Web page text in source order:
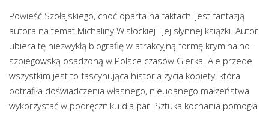
Powieść Szołajskiego, choć oparta na faktach, jest fantazją
autora na temat Michaliny Wisłockiej i jej słynnej książki. Autor
ubiera tę niezwykłą biografię w atrakcyjną formę kryminalno-
szpiegowską osadzoną w Polsce czasów Gierka. Ale przede
wszystkim jest to fascynująca historia życia kobiety, która
potrafiła doświadczenia własnego, nieudanego małżeństwa
wykorzystać w podręczniku dla par. Sztuka kochania pomogła